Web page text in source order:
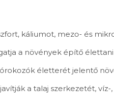
káliumot, mezo- és
a növények építő
életterét jelentő
a talaj szerkezetét, víz-